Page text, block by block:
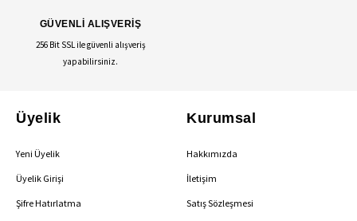
GÜVENLİ ALIŞVERİŞ
256 Bit SSL ile güvenli alışveriş
yapabilirsiniz.
Üyelik
Yeni Üyelik
Üyelik Girişi
Şifre Hatırlatma
Kurumsal
Hakkımızda
İletişim
Satış Sözleşmesi